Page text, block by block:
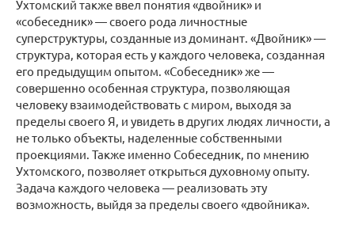
Ухтомский также ввел понятия «двойник» и
«собеседник» — своего рода личностные
суперструктуры, созданные из доминант. «Двойник» —
структура, которая есть у каждого человека, созданная
его предыдущим опытом. «Собеседник» же —
совершенно особенная структура, позволяющая
человеку взаимодействовать с миром, выходя за
пределы своего Я, и увидеть в других людях личности, а
не только объекты, наделенные собственными
проекциями. Также именно Собеседник, по мнению
Ухтомского, позволяет открыться духовному опыту.
Задача каждого человека — реализовать эту
возможность, выйдя за пределы своего «двойника».